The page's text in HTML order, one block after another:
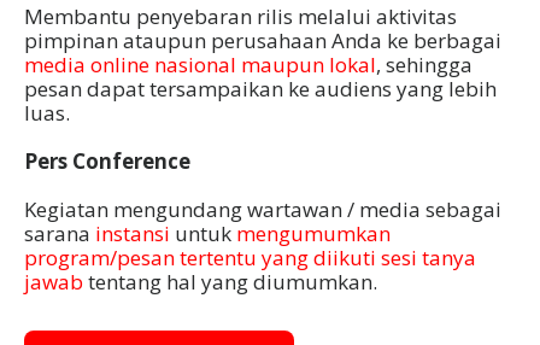
Membantu penyebaran rilis melalui aktivitas
pimpinan ataupun perusahaan Anda ke berbagai
media online nasional maupun lokal, sehingga
pesan dapat tersampaikan ke audiens yang lebih
luas.
Pers Conference
Kegiatan mengundang wartawan / media sebagai
sarana instansi untuk mengumumkan
program/pesan tertentu yang diikuti sesi tanya
jawab tentang hal yang diumumkan.